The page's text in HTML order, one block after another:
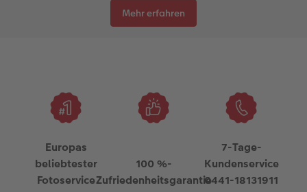
Mehr erfahren
Europas
beliebtester
Fotoservice
100 %-
Zufriedenheitsgarantie
7-Tage-
Kundenservice
0441-18131911